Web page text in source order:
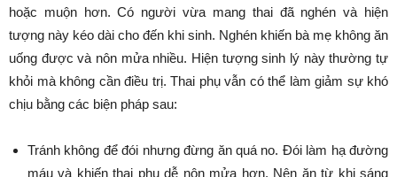
hoặc muộn hơn. Có người vừa mang thai đã nghén và hiện
tượng này kéo dài cho đến khi sinh. Nghén khiến bà mẹ không ăn
uống được và nôn mửa nhiều. Hiện tượng sinh lý này thường tự
khỏi mà không cần điều trị. Thai phụ vẫn có thể làm giảm sự khó
chịu bằng các biện pháp sau:
Tránh không để đói nhưng đừng ăn quá no. Đói làm hạ đường
máu và khiến thai phụ dễ nôn mửa hơn. Nên ăn từ khi sáng